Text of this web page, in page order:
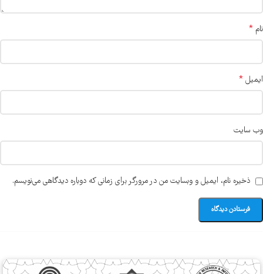
نام *
ایمیل *
وب‌ سایت
ذخیره نام، ایمیل و وبسایت من در مرورگر برای زمانی که دوباره دیدگاهی می‌نویسم.